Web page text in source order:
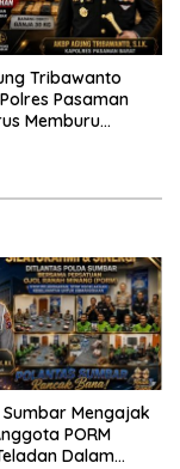
Tribawanto
Pasaman
Memburu
Mengajak
PORM
Dalam